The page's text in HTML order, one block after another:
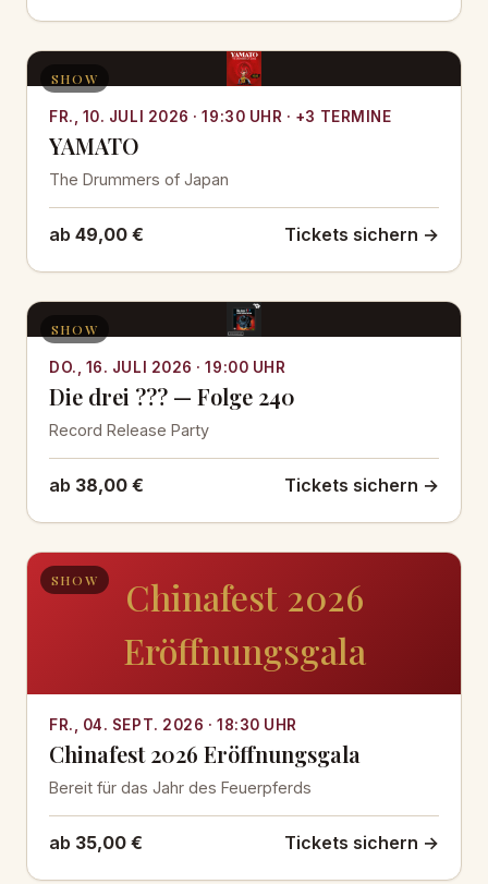
SHOW
FR., 10. JULI 2026 · 19:30 UHR · +3 TERMINE
YAMATO
The Drummers of Japan
ab 49,00 € Tickets sichern →
SHOW
DO., 16. JULI 2026 · 19:00 UHR
Die drei ??? — Folge 240
Record Release Party
ab 38,00 € Tickets sichern →
SHOW
Chinafest 2026
Eröffnungsgala
FR., 04. SEPT. 2026 · 18:30 UHR
Chinafest 2026 Eröffnungsgala
Bereit für das Jahr des Feuerpferds
ab 35,00 € Tickets sichern →